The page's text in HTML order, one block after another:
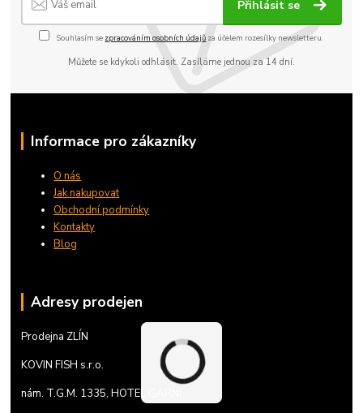
Přihlásit se
Souhlasím se zpracováním osobních údajů za účelem rozesílky newsletteru.
Můžete se kdykoli odhlásit. Zasíláme jednou za 14 dní.
Informace pro zákazníky
O nás
Jak nakupovat
Obchodní podmínky
Kontakty
Blog
Adresy prodejen
Prodejna ZLÍN
KOVIN FISH s.r.o.
nám. T.G.M. 1335, HOTEL GARNI